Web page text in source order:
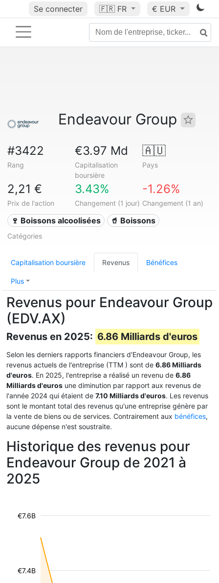
Se connecter 🇫🇷 FR € EUR
Endeavour Group
#3422
Rang
€3.97 Md
Capitalisation
boursière
🇦🇺
Pays
2,21 €
Prix de l'action
3.43%
Changement (1 jour)
-1.26%
Changement (1 an)
🍷 Boissons alcoolisées 🥤 Boissons
Catégories
Capitalisation boursière Revenus Bénéfices
Plus
Revenus pour Endeavour Group
(EDV.AX)
Revenus en 2025: 6.86 Milliards d'euros
Selon les derniers rapports financiers d'Endeavour Group, les
revenus actuels de l'entreprise (TTM ) sont de 6.86 Milliards
d'euros. En 2025, l'entreprise a réalisé un revenu de 6.86
Milliards d'euros une diminution par rapport aux revenus de
l'année 2024 qui étaient de 7.10 Milliards d'euros. Les revenus
sont le montant total des revenus qu'une entreprise génère par
la vente de biens ou de services. Contrairement aux bénéfices,
aucune dépense n'est soustraite.
Historique des revenus pour
Endeavour Group de 2021 à
2025
€7.4B
€7.6B